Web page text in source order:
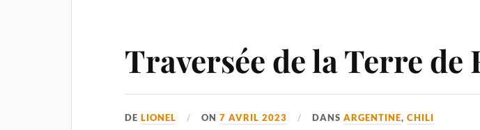
Traversée de la Terre de
DELIONEL ON7 AVRIL 2023 DANSARGENTINE,CHILI